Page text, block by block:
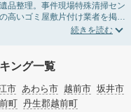
品整理。事件現場特殊清掃セン
高いゴミ屋敷片付け業者を掲載
・回収・引き取りから、外虫の
ってしまう方は高齢で体力的に
になってしまう、精神的なスト
す大量のゴミを自力で片付ける
ング一覧
市 あわら市 越前市 坂井市
町 丹生郡越前町